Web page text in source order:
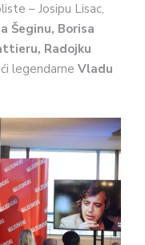
– Josipu Lisac,
Šeginu, Borisa
Radojku
legendarne Vladu